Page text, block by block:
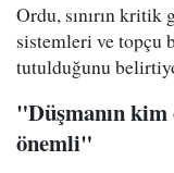
Ordu, sınırın kritik
sistemleri ve topçu
tutulduğunu
"Düşmanın
önemli"